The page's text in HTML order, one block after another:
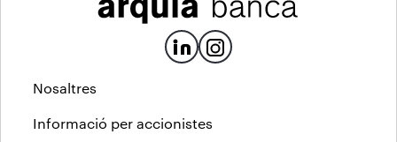
Nosaltres
Informació per accionistes